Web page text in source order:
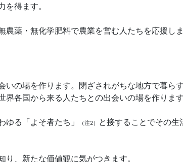
得ます。
薬・無化学肥料で農業を営む人たちを応援しま
の場を作ります。閉ざされがちな地方で暮ら
各国から来る人たちとの出会いの場を作ります
る「よそ者たち」
（注2）
と接することでその
、新たな価値観に気がつきます。